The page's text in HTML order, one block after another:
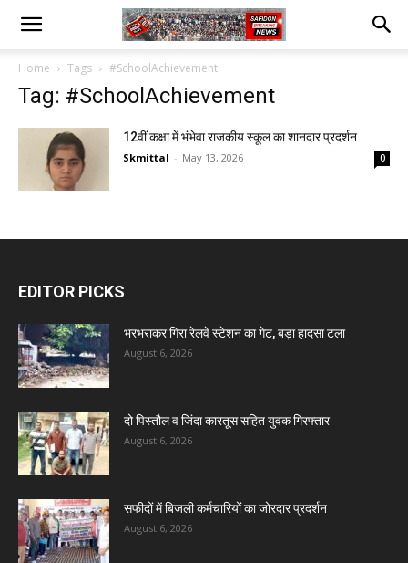
Home Tags #SchoolAchievement
Tag: #SchoolAchievement
12वीं कक्षा में भंभेवा राजकीय स्कूल का शानदार प्रदर्शन
Skmittal - May 13, 2026 0
EDITOR PICKS
भरभराकर गिरा रेलवे स्टेशन का गेट, बड़ा हादसा टला
August 6, 2026
दो पिस्तौल व जिंदा कारतूस सहित युवक गिरफ्तार
August 6, 2026
सफीदों में बिजली कर्मचारियों का जोरदार प्रदर्शन
August 6, 2026